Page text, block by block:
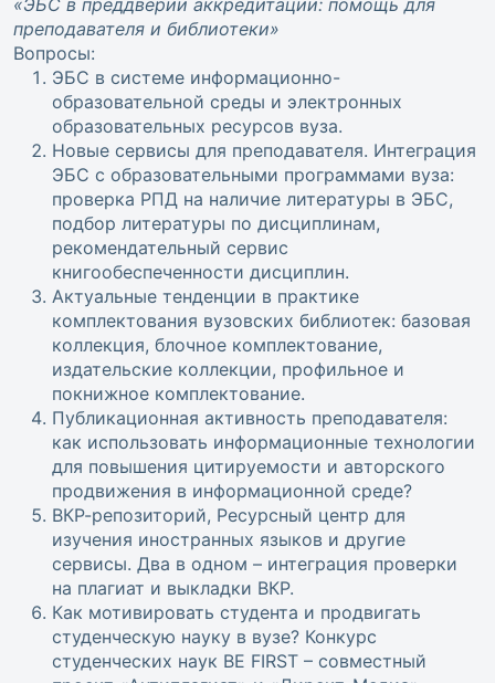
«ЭБС в преддверии аккредитации: помощь для
преподавателя и библиотеки»
Вопросы:
ЭБС в системе информационно-
образовательной среды и электронных
образовательных ресурсов вуза.
Новые сервисы для преподавателя. Интеграция
ЭБС с образовательными программами вуза:
проверка РПД на наличие литературы в ЭБС,
подбор литературы по дисциплинам,
рекомендательный сервис
книгообеспеченности дисциплин.
Актуальные тенденции в практике
комплектования вузовских библиотек: базовая
коллекция, блочное комплектование,
издательские коллекции, профильное и
покнижное комплектование.
Публикационная активность преподавателя:
как использовать информационные технологии
для повышения цитируемости и авторского
продвижения в информационной среде?
ВКР-репозиторий, Ресурсный центр для
изучения иностранных языков и другие
сервисы. Два в одном – интеграция проверки
на плагиат и выкладки ВКР.
Как мотивировать студента и продвигать
студенческую науку в вузе? Конкурс
студенческих наук BE FIRST – совместный